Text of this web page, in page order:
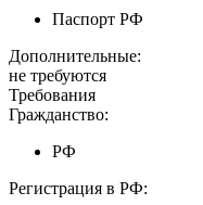
Паспорт РФ
Дополнительные:
не требуются
Требования
Гражданство:
РФ
Регистрация в РФ: